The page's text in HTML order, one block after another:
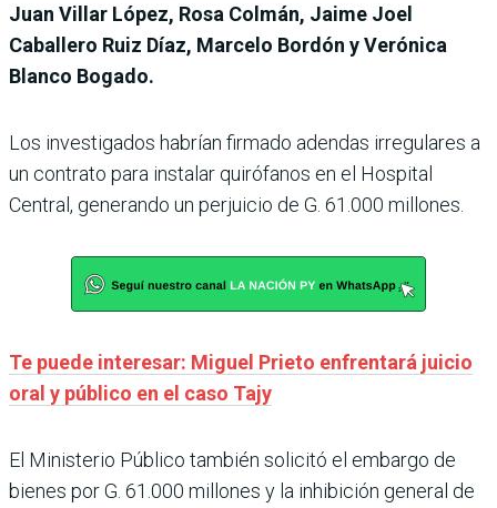
Juan Villar López, Rosa Colmán, Jaime Joel
Caballero Ruiz Díaz, Marcelo Bordón y Verónica
Blanco Bogado.
Los investigados habrían firmado adendas irregulares a
un contrato para instalar quirófanos en el Hospital
Central, generando un perjuicio de G. 61.000 millones.
Te puede interesar: Miguel Prieto enfrentará juicio
oral y público en el caso Tajy
El Ministerio Público también solicitó el embargo de
bienes por G. 61.000 millones y la inhibición general de